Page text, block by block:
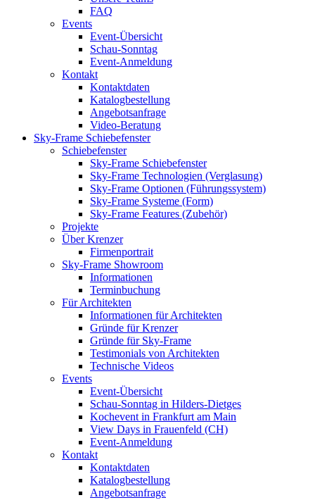
FAQ
Events
Event-Übersicht
Schau-Sonntag
Event-Anmeldung
Kontakt
Kontaktdaten
Katalogbestellung
Angebotsanfrage
Video-Beratung
Sky-Frame Schiebefenster
Schiebefenster
Sky-Frame Schiebefenster
Sky-Frame Technologien (Verglasung)
Sky-Frame Optionen (Führungssystem)
Sky-Frame Systeme (Form)
Sky-Frame Features (Zubehör)
Projekte
Über Krenzer
Firmenportrait
Sky-Frame Showroom
Informationen
Terminbuchung
Für Architekten
Informationen für Architekten
Gründe für Krenzer
Gründe für Sky-Frame
Testimonials von Architekten
Technische Videos
Events
Event-Übersicht
Schau-Sonntag in Hilders-Dietges
Kochevent in Frankfurt am Main
View Days in Frauenfeld (CH)
Event-Anmeldung
Kontakt
Kontaktdaten
Katalogbestellung
Angebotsanfrage